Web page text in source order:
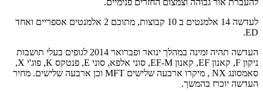
לעדשה 14 אלמנטים ב 10 קבוצות, מתוכם 2 אלמנטים אספריים ואחד
ED.
העדשה תהיה זמינה במהלך ינואר ופברואר 2014 לגופים בעלי תושבות
ניקון F, קאנון EF, קאנון EF-M, סוני אלפא, סוני E, פנטקס K, פוג'י X,
סאמסונג NX , מיקרו ארבעה שלישים MFT וכן ארבעה שלישים. מחיר
העדשה יוכרז בהמשך.